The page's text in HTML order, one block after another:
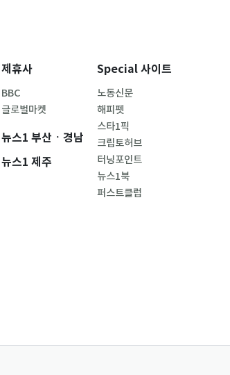
제휴사
BBC
글로벌마켓
뉴스1 부산ㆍ경남
뉴스1 제주
Special 사이트
노동신문
해피펫
스타1픽
크립토허브
터닝포인트
뉴스1북
퍼스트클럽